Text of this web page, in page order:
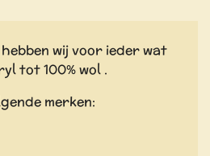
wij voor ieder wat
tot 100% wol .
merken: